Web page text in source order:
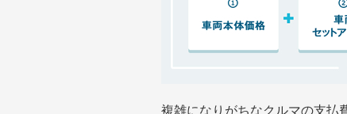
複雑になりがちなクルマの支払